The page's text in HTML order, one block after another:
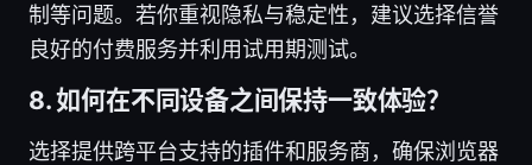
制等问题。若你重视隐私与稳定性，建议选择信誉
良好的付费服务并利用试用期测试。
8. 如何在不同设备之间保持一致体验？
选择提供跨平台支持的插件和服务商，确保浏览器